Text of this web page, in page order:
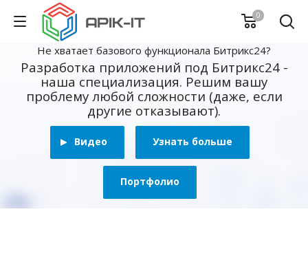
0
Не хватает базового функционала Битрикс24?
Разработка приложений под Битрикс24 -
наша специализация. Решим вашу
проблему любой сложности (даже, если
другие отказывают).
Видео Узнать больше
Портфолио